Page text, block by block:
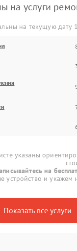
на услуги
на текущую дату
указаны
на
и укажем
Показать все услуги